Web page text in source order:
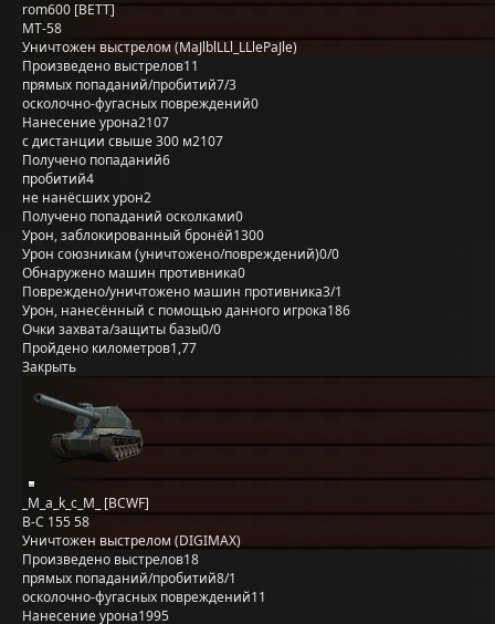
rom600 [BETT]
MT-58
Уничтожен выстрелом (MaJlblLLl_LLlePaJle)
Произведено выстрелов11
прямых попаданий/пробитий7/3
осколочно-фугасных повреждений0
Нанесение урона2107
с дистанции свыше 300 м2107
Получено попаданий6
пробитий4
не нанёсших урон2
Получено попаданий осколками0
Урон, заблокированный бронёй1300
Урон союзникам (уничтожено/повреждений)0/0
Обнаружено машин противника0
Повреждено/уничтожено машин противника3/1
Урон, нанесённый с помощью данного игрока186
Очки захвата/защиты базы0/0
Пройдено километров1,77
Закрыть
_M_a_k_c_M_ [BCWF]
B-C 155 58
Уничтожен выстрелом (DIGIMAX)
Произведено выстрелов18
прямых попаданий/пробитий8/1
осколочно-фугасных повреждений11
Нанесение урона1995